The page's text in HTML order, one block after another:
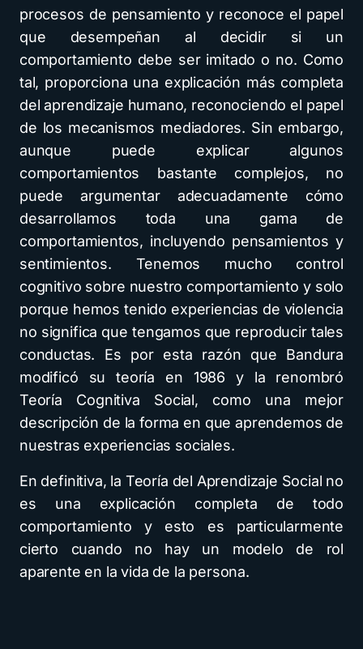
procesos de pensamiento y reconoce el papel
que desempeñan al decidir si un
comportamiento debe ser imitado o no. Como
tal, proporciona una explicación más completa
del aprendizaje humano, reconociendo el papel
de los mecanismos mediadores. Sin embargo,
aunque puede explicar algunos
comportamientos bastante complejos, no
puede argumentar adecuadamente cómo
desarrollamos toda una gama de
comportamientos, incluyendo pensamientos y
sentimientos. Tenemos mucho control
cognitivo sobre nuestro comportamiento y solo
porque hemos tenido experiencias de violencia
no significa que tengamos que reproducir tales
conductas. Es por esta razón que Bandura
modificó su teoría en 1986 y la renombró
Teoría Cognitiva Social, como una mejor
descripción de la forma en que aprendemos de
nuestras experiencias sociales.
En definitiva, la Teoría del Aprendizaje Social no
es una explicación completa de todo
comportamiento y esto es particularmente
cierto cuando no hay un modelo de rol
aparente en la vida de la persona.